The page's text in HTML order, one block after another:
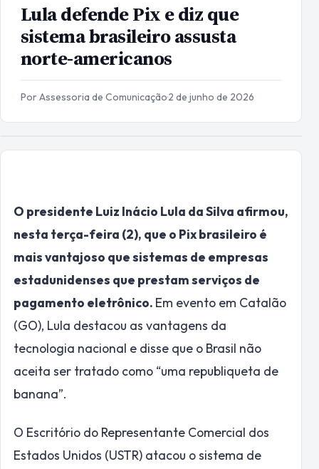
Lula defende Pix e diz que
sistema brasileiro assusta
norte-americanos
Por Assessoria de Comunicação·2 de junho de 2026
O presidente Luiz Inácio Lula da Silva afirmou,
nesta terça-feira (2), que o Pix brasileiro é
mais vantajoso que sistemas de empresas
estadunidenses que prestam serviços de
pagamento eletrônico. Em evento em Catalão
(GO), Lula destacou as vantagens da
tecnologia nacional e disse que o Brasil não
aceita ser tratado como “uma republiqueta de
banana”.
O Escritório do Representante Comercial dos
Estados Unidos (USTR) atacou o sistema de